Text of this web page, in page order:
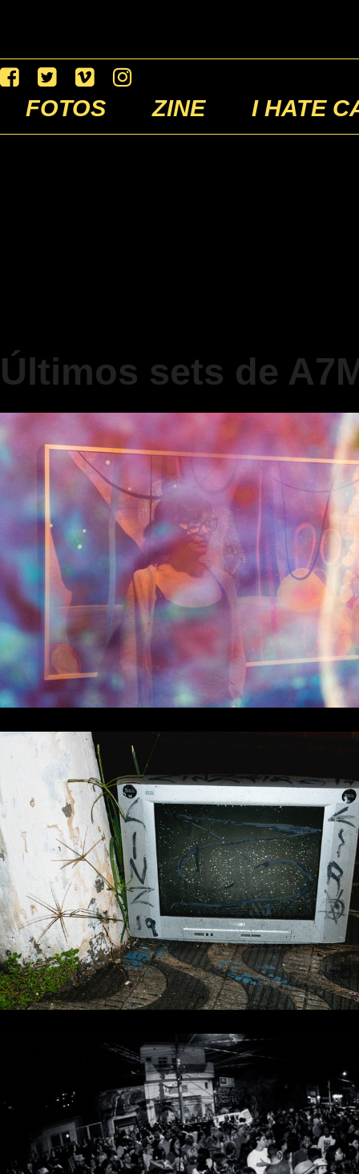
FOTOS ZINE I HATE
Últimos sets de